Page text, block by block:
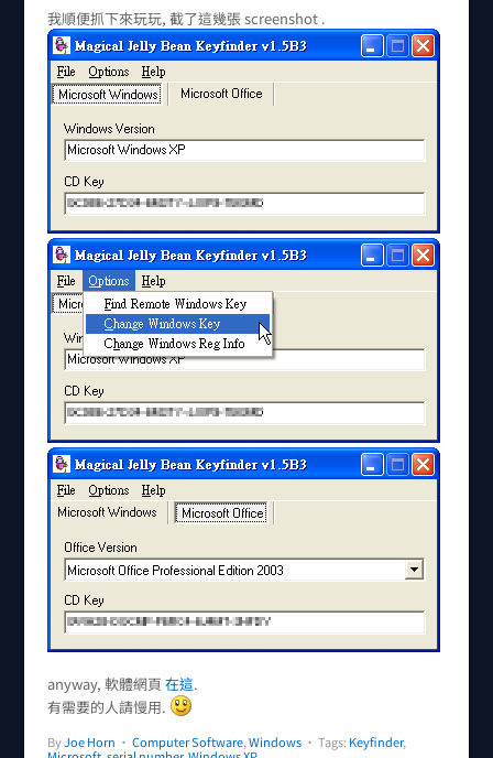
我順便抓下來玩玩, 截了這幾張 screenshot .
anyway, 軟體網頁 在這.
有需要的人請慢用.
ByJoe Horn • Computer Software,Windows • Tags: Keyfinder,